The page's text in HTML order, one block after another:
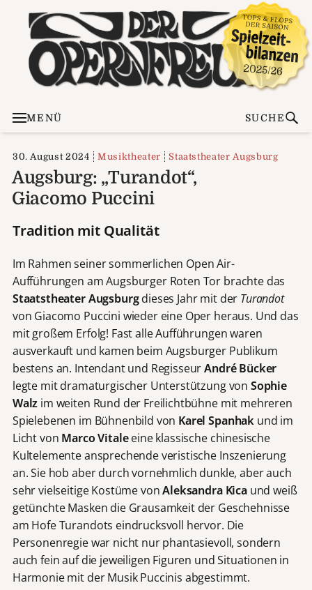
MENÜ SUCHE
30. August 2024 Musiktheater Staatstheater Augsburg
Augsburg: „Turandot“,
Giacomo Puccini
Tradition mit Qualität
Im Rahmen seiner sommerlichen Open Air-
Aufführungen am Augsburger Roten Tor brachte das
Staatstheater Augsburgdieses Jahr mit der Turandot
von Giacomo Puccini wieder eine Oper heraus. Und das
mit großem Erfolg! Fast alle Aufführungen waren
ausverkauft und kamen beim Augsburger Publikum
bestens an. Intendant und RegisseurAndré Bücker
legte mit dramaturgischer Unterstützung von Sophie
Walz im weiten Rund der Freilichtbühne mit mehreren
Spielebenen im Bühnenbild von Karel Spanhak und im
Licht von Marco Vitaleeine klassische chinesische
Kultelemente ansprechende veristische Inszenierung
an. Sie hob aber durch vornehmlich dunkle, aber auch
sehr vielseitige Kostüme vonAleksandra Kica und weiß
getünchte Masken die Grausamkeit der Geschehnisse
am Hofe Turandots eindrucksvoll hervor. Die
Personenregie war nicht nur phantasievoll, sondern
auch fein auf die jeweiligen Figuren und Situationen in
Harmonie mit der Musik Puccinis abgestimmt.
a
s